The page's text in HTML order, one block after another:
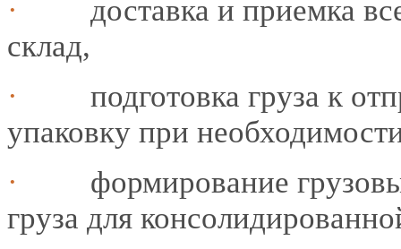
· доставка и приемка
склад,
· подготовка груза к
упаковку при
· формирование
груза для